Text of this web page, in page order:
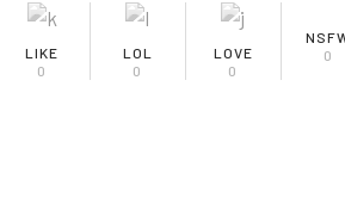
LIKE
0
LOL
0
LOVE
0
0